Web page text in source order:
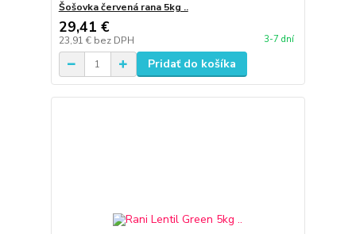
Šošovka červená rana 5kg ..
29,41 €
23,91 € bez DPH 3-7 dní
Pridať do košíka